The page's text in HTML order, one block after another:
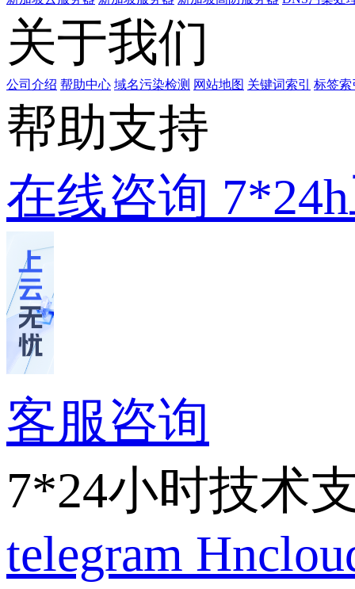
关于我们
公司介绍 帮助中心 域名污染检测 网站地图 关键词索引 标签索
帮助支持
在线咨询
客服咨询
7*24小时技术
telegram